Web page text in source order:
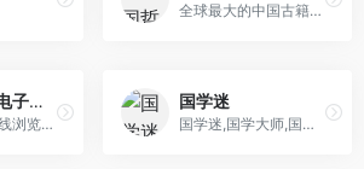
全球最大的中国古籍数据库和检索系统，将中国的古代哲学书及其相关的原典文献加以电子化，用交叉索引等技术充分利用电脑的功能，给中外的学者提供更方便的方式来学习和研究这些古书。
中国哲学书电子化计划
该网站提供在线浏览和下载，收藏的文本已超过三万部著作（不仅仅是哲学书），并有五十亿字之多，为历代中文文献资料库最大者。网站还提供页数检索和文言翻译功能，读者也可以检索古籍馆藏位置。
国学迷
国学迷,国学大师,国学大师网,国学大师官网,国学古籍网,古籍善本,古籍在线,国学经典,历史知识